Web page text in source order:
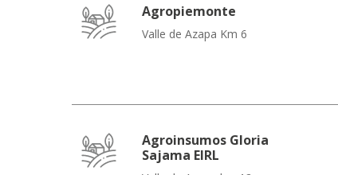
Agropiemonte
Valle de Azapa Km 6
Agroinsumos Gloria
Sajama EIRL